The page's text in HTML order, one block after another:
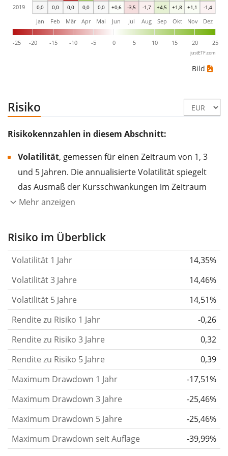
0,0 0,0 0,0 0,0 0,0 +0,6 -3,5 -1,7 +4,5 +1,8 +1,1 -1,4
-25 -20 -15 -10 -5 0 5 10 15 20 25
Jan Feb Mär Apr Mai Jun Jul Aug Sep Okt Nov Dez
2019
justETF.com
Bild
Risiko
Risikokennzahlen in diesem Abschnitt:
Volatilität, gemessen für einen Zeitraum von 1, 3
und 5 Jahren. Die annualisierte Volatilität spiegelt
das Ausmaß der Kursschwankungen im Zeitraum
eines Jahres wider.
Aktie, des ETF, usw.) in der Vergangenheit
gelten im Allgemeinen als risikoreicher. Wir
berechnen die Volatilität auf Basis der Daten der
letzten 1, 3 und 5 Jahre, damit du sehen kannst, ob
die Kursschwankungen im Laufe der Zeit stärker
oder schwächer wurden. Weitere Informationen
findest du in unserem Artikel:
Risikomaß.
Rendite pro Risikofür Zeiträume von 1, 3 und 5
Jahren. Diese Kennzahl ist definiert als die
annualisierte (d. h. auf einen Einjahreszeitraum
umgerechnete) historische Rendite geteilt durch die
historische annualisierte Volatilität.Rendite pro
Risiko setzt die historische Rendite eines
Mehr anzeigen
Risiko im Überblick
Volatilität 1 Jahr
14,35%
Volatilität 3 Jahre
14,46%
Volatilität 5 Jahre
14,51%
Rendite zu Risiko 1 Jahr
-0,26
Rendite zu Risiko 3 Jahre
0,32
Rendite zu Risiko 5 Jahre
0,39
Maximum Drawdown 1 Jahr
-17,51%
Maximum Drawdown 3 Jahre
-25,46%
Maximum Drawdown 5 Jahre
-25,46%
Maximum Drawdown seit Auflage
-39,99%